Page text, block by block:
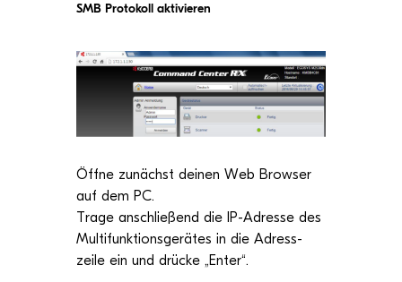
SMB Pro­to­koll aktivieren
Öffne zunächst dei­nen Web Brow­ser
auf dem PC.
Trage anschlie­ßend die IP-Adresse des
Mul­ti­funk­ti­ons­ge­rä­tes in die Adress­
zeile ein und drü­cke „Enter“.